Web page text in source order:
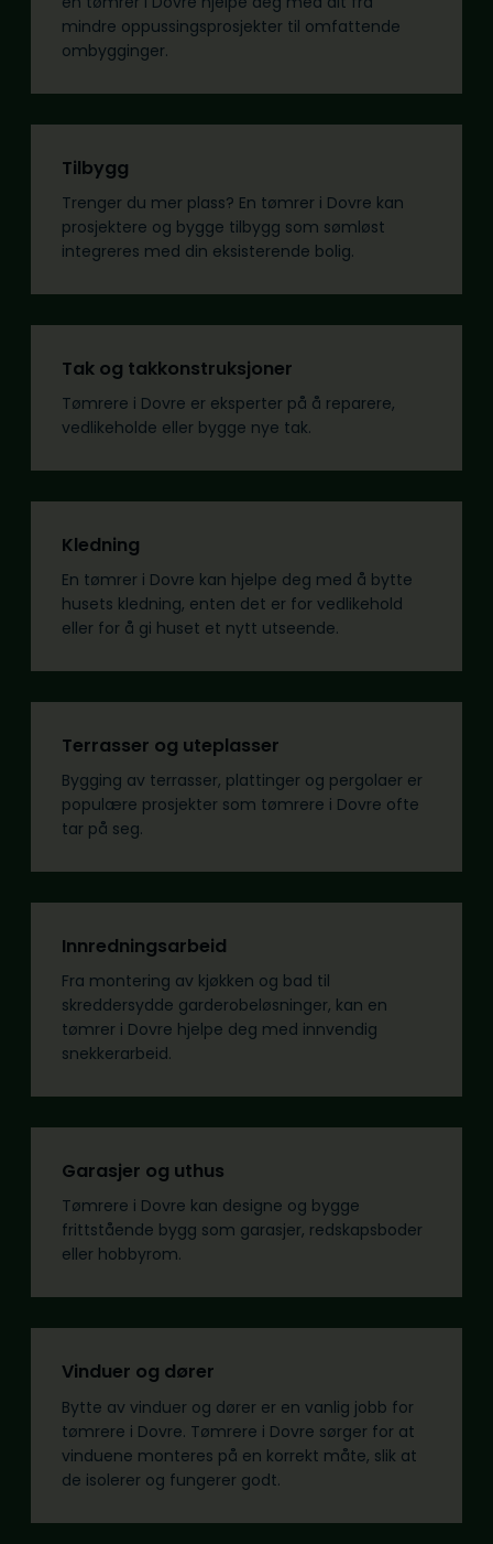
mindre oppussingsprosjekter til omfattende
ombygginger.
Tilbygg
Trenger du mer plass? En tømrer i Dovre kan
prosjektere og bygge tilbygg som sømløst
integreres med din eksisterende bolig.
Tak og takkonstruksjoner
Tømrere i Dovre er eksperter på å reparere,
vedlikeholde eller bygge nye tak.
Kledning
En tømrer i Dovre kan hjelpe deg med å bytte
husets kledning, enten det er for vedlikehold
eller for å gi huset et nytt utseende.
Terrasser og uteplasser
Bygging av terrasser, plattinger og pergolaer er
populære prosjekter som tømrere i Dovre ofte
tar på seg.
Innredningsarbeid
Fra montering av kjøkken og bad til
skreddersydde garderobeløsninger, kan en
tømrer i Dovre hjelpe deg med innvendig
snekkerarbeid.
Garasjer og uthus
Tømrere i Dovre kan designe og bygge
frittstående bygg som garasjer, redskapsboder
eller hobbyrom.
Vinduer og dører
Bytte av vinduer og dører er en vanlig jobb for
tømrere i Dovre. Tømrere i Dovre sørger for at
vinduene monteres på en korrekt måte, slik at
de isolerer og fungerer godt.